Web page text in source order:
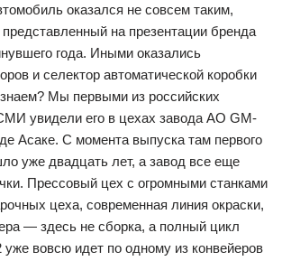
оказался не совсем таким,
на презентации бренда
года. Иными оказались
и селектор автоматической коробки
Мы первыми из российских
увидели его в цехах завода АО GM-
Асаке. С момента выпуска там первого
уже двадцать лет, а завод все еще
Прессовый цех с огромными станками
цеха, современная линия окраски,
— здесь не сборка, а полный цикл
уже вовсю идет по одному из конвейеров